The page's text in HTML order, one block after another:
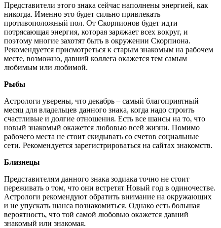
Представители этого знака сейчас наполнены энергией, как
никогда. Именно это будет сильно привлекать
противоположный пол. От Скорпионов будет идти
потрясающая энергия, которая заряжает всех вокруг, и
поэтому многие захотят быть в окружении Скорпиона.
Рекомендуется присмотреться к старым знакомым на рабочем
месте, возможно, давний коллега окажется тем самым
любимым или любимой.
Рыбы
Астрологи уверены, что декабрь – самый благоприятный
месяц для владельцев данного знака, когда надо строить
счастливые и долгие отношения. Есть все шансы на то, что
новый знакомый окажется любовью всей жизни. Помимо
рабочего места не стоит скидывать со счетов социальные
сети. Рекомендуется зарегистрироваться на сайтах знакомств.
Близнецы
Представителям данного знака зодиака точно не стоит
переживать о том, что они встретят Новый год в одиночестве.
Астрологи рекомендуют обратить внимание на окружающих
и не упускать шанса познакомиться. Однако есть большая
вероятность, что той самой любовью окажется давний
знакомый или знакомая.